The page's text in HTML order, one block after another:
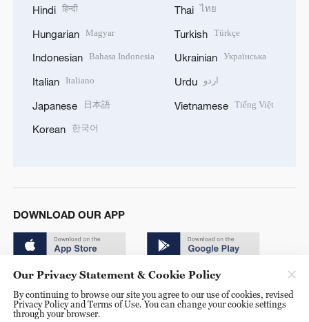
Hindi हिन्दी
Hungarian Magyar
Indonesian Bahasa Indonesia
Italian Italiano
Japanese 日本語
Korean 한국어
Thai ไทย
Turkish Türkçe
Ukrainian Українська
Urdu اردو
Vietnamese Tiếng Việt
DOWNLOAD OUR APP
© China Radio International.CRI. All Rights Reserved. 16A
Our Privacy Statement & Cookie Policy
By continuing to browse our site you agree to our use of cookies, revised
Privacy Policy and Terms of Use. You can change your cookie settings
through your browser.